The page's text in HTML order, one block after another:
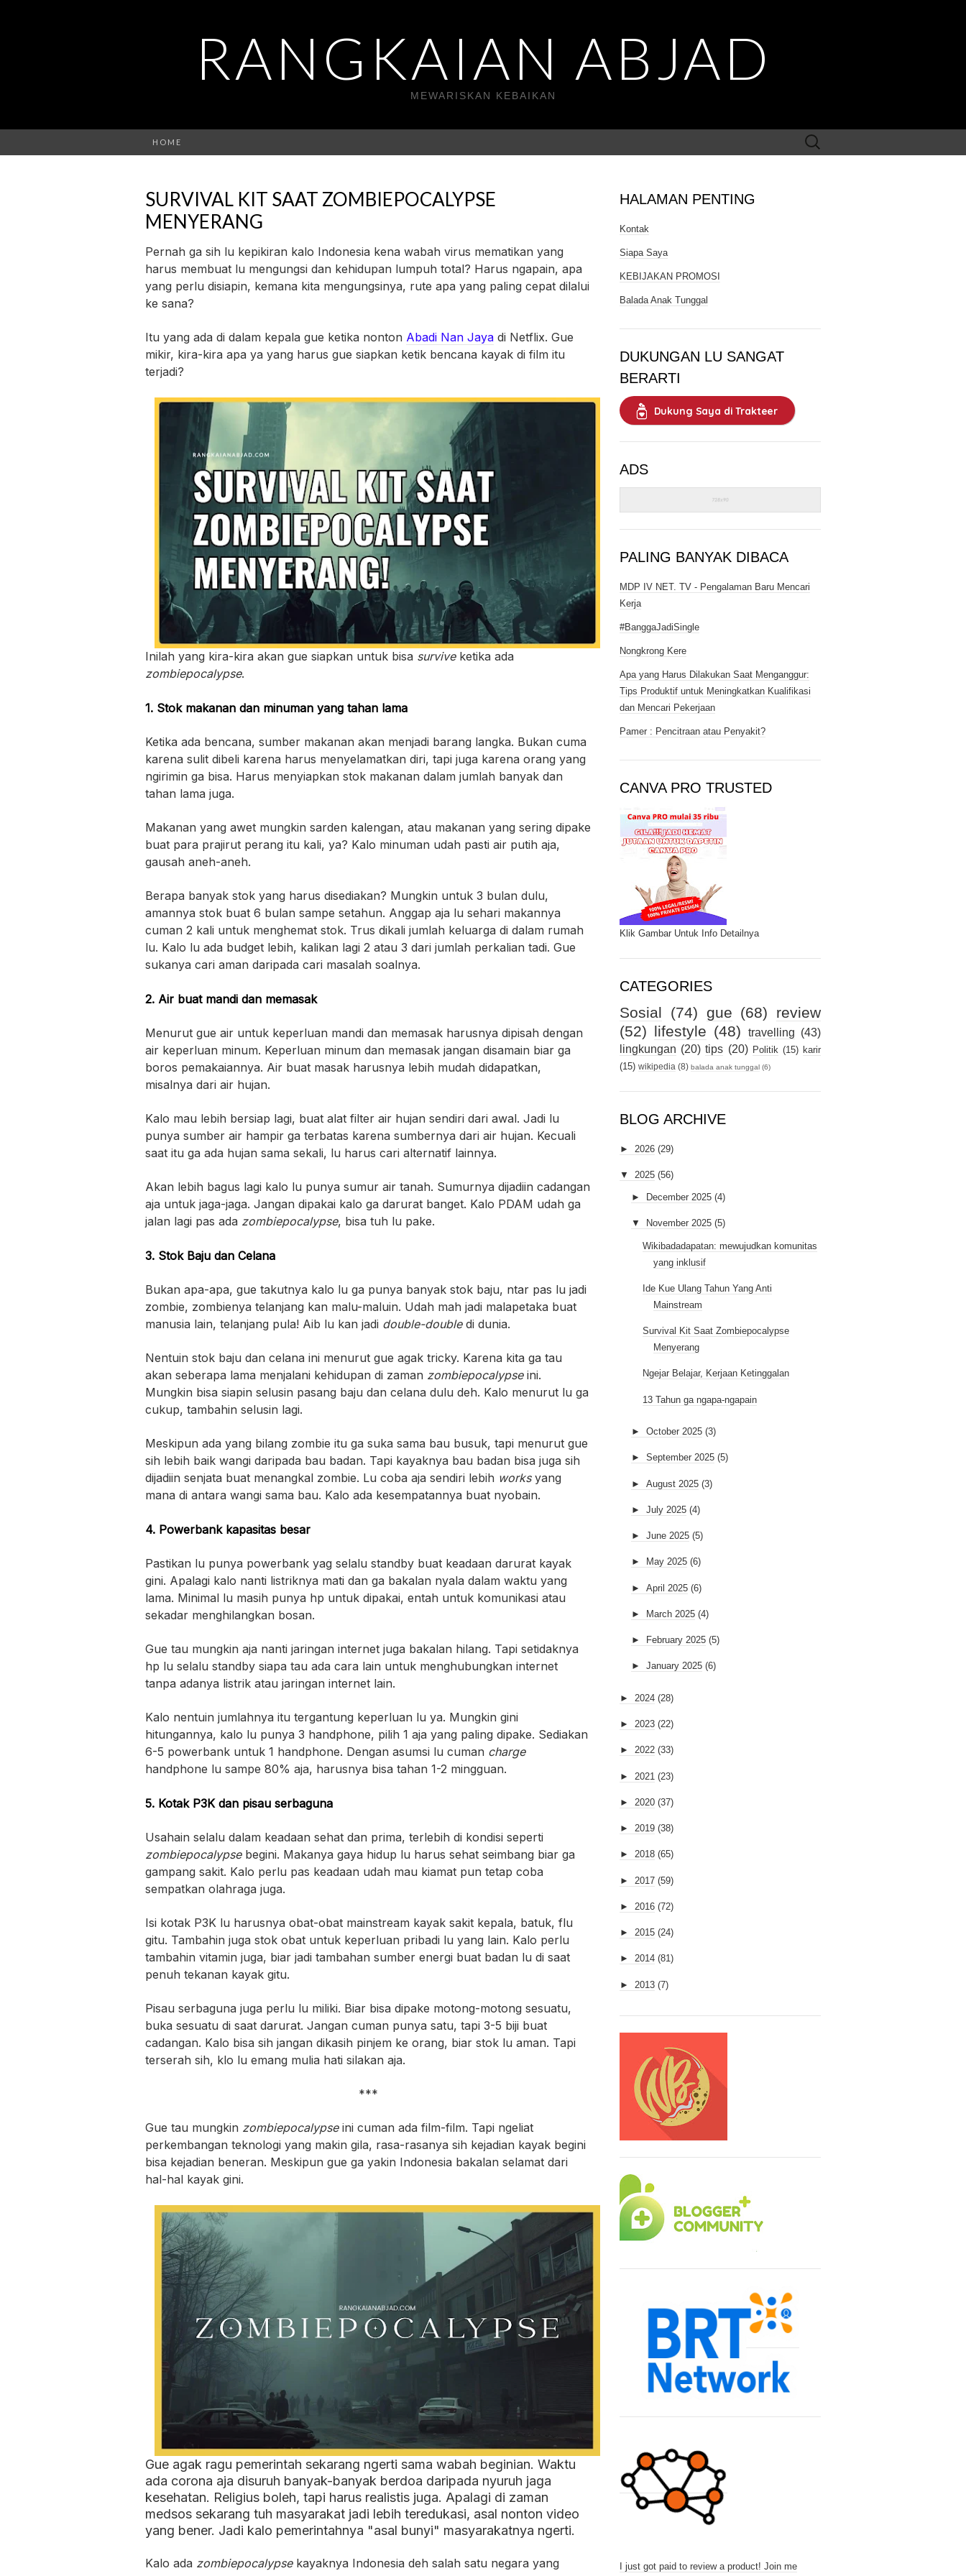
RANGKAIAN ABJAD
MEWARISKAN KEBAIKAN
HOME
Search
for:
SURVIVAL KIT SAAT ZOMBIEPOCALYPSE
MENYERANG
Pernah ga sih lu kepikiran kalo Indonesia kena wabah virus mematikan yang
harus membuat lu mengungsi dan kehidupan lumpuh total? Harus ngapain, apa
yang perlu disiapin, kemana kita mengungsinya, rute apa yang paling cepat dilalui
ke sana?
Itu yang ada di dalam kepala gue ketika nonton Abadi Nan Jaya di Netflix. Gue
mikir, kira-kira apa ya yang harus gue siapkan ketik bencana kayak di film itu
terjadi?
Inilah yang kira-kira akan gue siapkan untuk bisa survive ketika ada
zombiepocalypse.
1. Stok makanan dan minuman yang tahan lama
Ketika ada bencana, sumber makanan akan menjadi barang langka. Bukan cuma
karena sulit dibeli karena harus menyelamatkan diri, tapi juga karena orang yang
ngirimin ga bisa. Harus menyiapkan stok makanan dalam jumlah banyak dan
tahan lama juga.
Makanan yang awet mungkin sarden kalengan, atau makanan yang sering dipake
buat para prajirut perang itu kali, ya? Kalo minuman udah pasti air putih aja,
gausah aneh-aneh.
Berapa banyak stok yang harus disediakan? Mungkin untuk 3 bulan dulu,
amannya stok buat 6 bulan sampe setahun. Anggap aja lu sehari makannya
cuman 2 kali untuk menghemat stok. Trus dikali jumlah keluarga di dalam rumah
lu. Kalo lu ada budget lebih, kalikan lagi 2 atau 3 dari jumlah perkalian tadi. Gue
sukanya cari aman daripada cari masalah soalnya.
2. Air buat mandi dan memasak
Menurut gue air untuk keperluan mandi dan memasak harusnya dipisah dengan
air keperluan minum. Keperluan minum dan memasak jangan disamain biar ga
boros pemakaiannya. Air buat masak harusnya lebih mudah didapatkan,
misalnya dari air hujan.
Kalo mau lebih bersiap lagi, buat alat filter air hujan sendiri dari awal. Jadi lu
punya sumber air hampir ga terbatas karena sumbernya dari air hujan. Kecuali
saat itu ga ada hujan sama sekali, lu harus cari alternatif lainnya.
Akan lebih bagus lagi kalo lu punya sumur air tanah. Sumurnya dijadiin cadangan
aja untuk jaga-jaga. Jangan dipakai kalo ga darurat banget. Kalo PDAM udah ga
jalan lagi pas ada zombiepocalypse, bisa tuh lu pake.
3. Stok Baju dan Celana
Bukan apa-apa, gue takutnya kalo lu ga punya banyak stok baju, ntar pas lu jadi
zombie, zombienya telanjang kan malu-maluin. Udah mah jadi malapetaka buat
manusia lain, telanjang pula! Aib lu kan jadi double-doubledi dunia.
Nentuin stok baju dan celana ini menurut gue agak tricky. Karena kita ga tau
akan seberapa lama menjalani kehidupan di zaman zombiepocalypseini.
Mungkin bisa siapin selusin pasang baju dan celana dulu deh. Kalo menurut lu ga
cukup, tambahin selusin lagi.
Meskipun ada yang bilang zombie itu ga suka sama bau busuk, tapi menurut gue
sih lebih baik wangi daripada bau badan. Tapi kayaknya bau badan bisa juga sih
dijadiin senjata buat menangkal zombie. Lu coba aja sendiri lebih works yang
mana di antara wangi sama bau. Kalo ada kesempatannya buat nyobain.
4. Powerbank kapasitas besar
Pastikan lu punya powerbank yag selalu standby buat keadaan darurat kayak
gini. Apalagi kalo nanti listriknya mati dan ga bakalan nyala dalam waktu yang
lama. Minimal lu masih punya hp untuk dipakai, entah untuk komunikasi atau
sekadar menghilangkan bosan.
Gue tau mungkin aja nanti jaringan internet juga bakalan hilang. Tapi setidaknya
hp lu selalu standby siapa tau ada cara lain untuk menghubungkan internet
tanpa adanya listrik atau jaringan internet lain.
Kalo nentuin jumlahnya itu tergantung keperluan lu ya. Mungkin gini
hitungannya, kalo lu punya 3 handphone, pilih 1 aja yang paling dipake. Sediakan
6-5 powerbank untuk 1 handphone. Dengan asumsi lu cuman charge
handphone lu sampe 80% aja, harusnya bisa tahan 1-2 mingguan.
5. Kotak P3K dan pisau serbaguna
Usahain selalu dalam keadaan sehat dan prima, terlebih di kondisi seperti
zombiepocalypse begini. Makanya gaya hidup lu harus sehat seimbang biar ga
gampang sakit. Kalo perlu pas keadaan udah mau kiamat pun tetap coba
sempatkan olahraga juga.
Isi kotak P3K lu harusnya obat-obat mainstream kayak sakit kepala, batuk, flu
gitu. Tambahin juga stok obat untuk keperluan pribadi lu yang lain. Kalo perlu
tambahin vitamin juga, biar jadi tambahan sumber energi buat badan lu di saat
penuh tekanan kayak gitu.
Pisau serbaguna juga perlu lu miliki. Biar bisa dipake motong-motong sesuatu,
buka sesuatu di saat darurat. Jangan cuman punya satu, tapi 3-5 biji buat
cadangan. Kalo bisa sih jangan dikasih pinjem ke orang, biar stok lu aman. Tapi
terserah sih, klo lu emang mulia hati silakan aja.
***
Gue tau mungkin zombiepocalypse ini cuman ada film-film. Tapi ngeliat
perkembangan teknologi yang makin gila, rasa-rasanya sih kejadian kayak begini
bisa kejadian beneran. Meskipun gue ga yakin Indonesia bakalan selamat dari
hal-hal kayak gini.
Gue agak ragu pemerintah sekarang ngerti sama wabah beginian. Waktu
ada corona aja disuruh banyak-banyak berdoa daripada nyuruh jaga
kesehatan. Religius boleh, tapi harus realistis juga. Apalagi di zaman
medsos sekarang tuh masyarakat jadi lebih teredukasi, asal nonton video
yang bener. Jadi kalo pemerintahnya "asal bunyi" masyarakatnya ngerti.
Kalo ada zombiepocalypse kayaknya Indonesia deh salah satu negara yang
HALAMAN PENTING
Kontak
Siapa Saya
KEBIJAKAN PROMOSI
Balada Anak Tunggal
DUKUNGAN LU SANGAT
BERARTI
Dukung Saya di Trakteer
ADS
PALING BANYAK DIBACA
MDP IV NET. TV - Pengalaman Baru Mencari
Kerja
#BanggaJadiSingle
Nongkrong Kere
Apa yang Harus Dilakukan Saat Menganggur:
Tips Produktif untuk Meningkatkan Kualifikasi
dan Mencari Pekerjaan
Pamer : Pencitraan atau Penyakit?
CANVA PRO TRUSTED
Klik Gambar Untuk Info Detailnya
CATEGORIES
Sosial (74) gue (68)
review
(52) lifestyle (48) travelling (43)
lingkungan (20) tips (20) Politik (15) karir
(15) wikipedia (8) balada anak tunggal (6)
BLOG ARCHIVE
► 2026 (29)
▼ 2025 (56)
► December 2025 (4)
▼ November 2025 (5)
Wikibadadapatan: mewujudkan komunitas
yang inklusif
Ide Kue Ulang Tahun Yang Anti
Mainstream
Survival Kit Saat Zombiepocalypse
Menyerang
Ngejar Belajar, Kerjaan Ketinggalan
13 Tahun ga ngapa-ngapain
► October 2025 (3)
► September 2025 (5)
► August 2025 (3)
► July 2025 (4)
► June 2025 (5)
► May 2025 (6)
► April 2025 (6)
► March 2025 (4)
► February 2025 (5)
► January 2025 (6)
► 2024 (28)
► 2023 (22)
► 2022 (33)
► 2021 (23)
► 2020 (37)
► 2019 (38)
► 2018 (65)
► 2017 (59)
► 2016 (72)
► 2015 (24)
► 2014 (81)
► 2013 (7)
I just got paid to review a product! Join me